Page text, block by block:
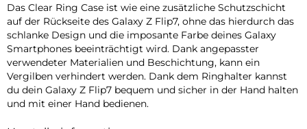
Das Clear Ring Case ist wie eine zusätzliche Schutzschicht
auf der Rückseite des Galaxy Z Flip7, ohne das hierdurch das
schlanke Design und die imposante Farbe deines Galaxy
Smartphones beeinträchtigt wird. Dank angepasster
verwendeter Materialien und Beschichtung, kann ein
Vergilben verhindert werden. Dank dem Ringhalter kannst
du dein Galaxy Z Flip7 bequem und sicher in der Hand halten
und mit einer Hand bedienen.